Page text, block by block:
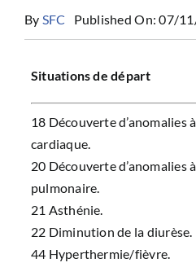
By SFC Published On: 07/
Situations de départ
18 Découverte d’anomalies
cardiaque.
20 Découverte d’anomalies
pulmonaire.
21 Asthénie.
22 Diminution de la diurèse.
44 Hyperthermie/fièvre.